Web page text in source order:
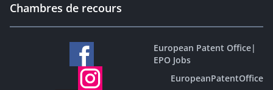
Chambres de recours
European Patent Office|
EPO Jobs
EuropeanPatentOffice